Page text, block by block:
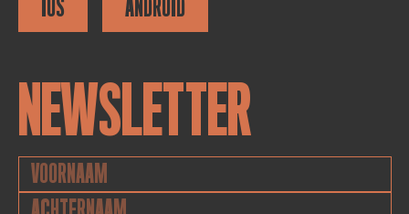
IOS ANDROID
NEWSLETTER